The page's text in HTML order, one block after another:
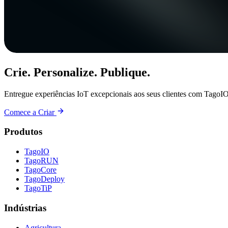
Crie. Personalize. Publique.
Entregue experiências IoT excepcionais aos seus clientes com
Comece a Criar
Produtos
TagoIO
TagoRUN
TagoCore
TagoDeploy
TagoTiP
Indústrias